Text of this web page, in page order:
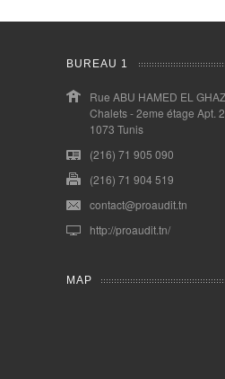
BUREAU 1
Rue ABU HAMED EL
Chalets - 2eme étage Apt.
1073 Tunis
(216) 71 905 090
(216) 71 904 519
contact@proaudit.tn
http://proaudit.tn/
MAP